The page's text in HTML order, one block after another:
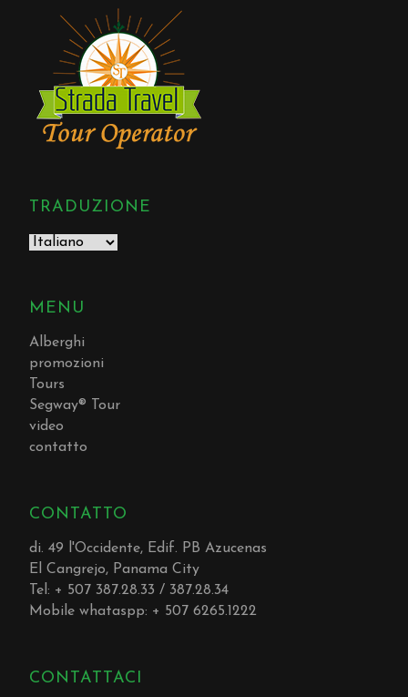
TRADUZIONE
MENU
Alberghi
promozioni
Tours
Segway® Tour
video
contatto
CONTATTO
di. 49 l'Occidente, Edif. PB Azucenas
El Cangrejo, Panama City
Tel: + 507 387.28.33 / 387.28.34
Mobile whataspp: + 507 6265.1222
CONTATTACI